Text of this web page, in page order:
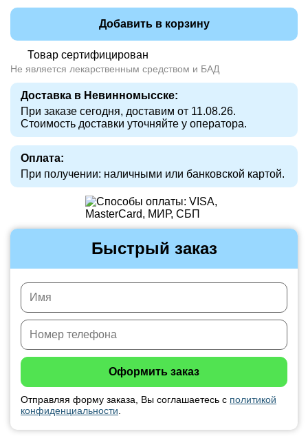
Товар сертифицирован
Не является лекарственным средством и БАД
Доставка в Невинномысске:
При заказе сегодня, доставим от 11.08.26.
Стоимость доставки уточняйте у оператора.
Оплата:
При получении: наличными или банковской картой.
Добавить в корзину
Быстрый заказ
Отправляя форму заказа, Вы соглашаетесь с политикой
конфиденциальности